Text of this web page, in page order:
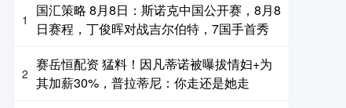
1
国汇策略 8月8日：斯诺克中国公开赛，8月8
日赛程，丁俊晖对战吉尔伯特，7国手首秀
2
赛岳恒配资 猛料！因凡蒂诺被曝拔情妇+为
其加薪30%，普拉蒂尼：你走还是她走